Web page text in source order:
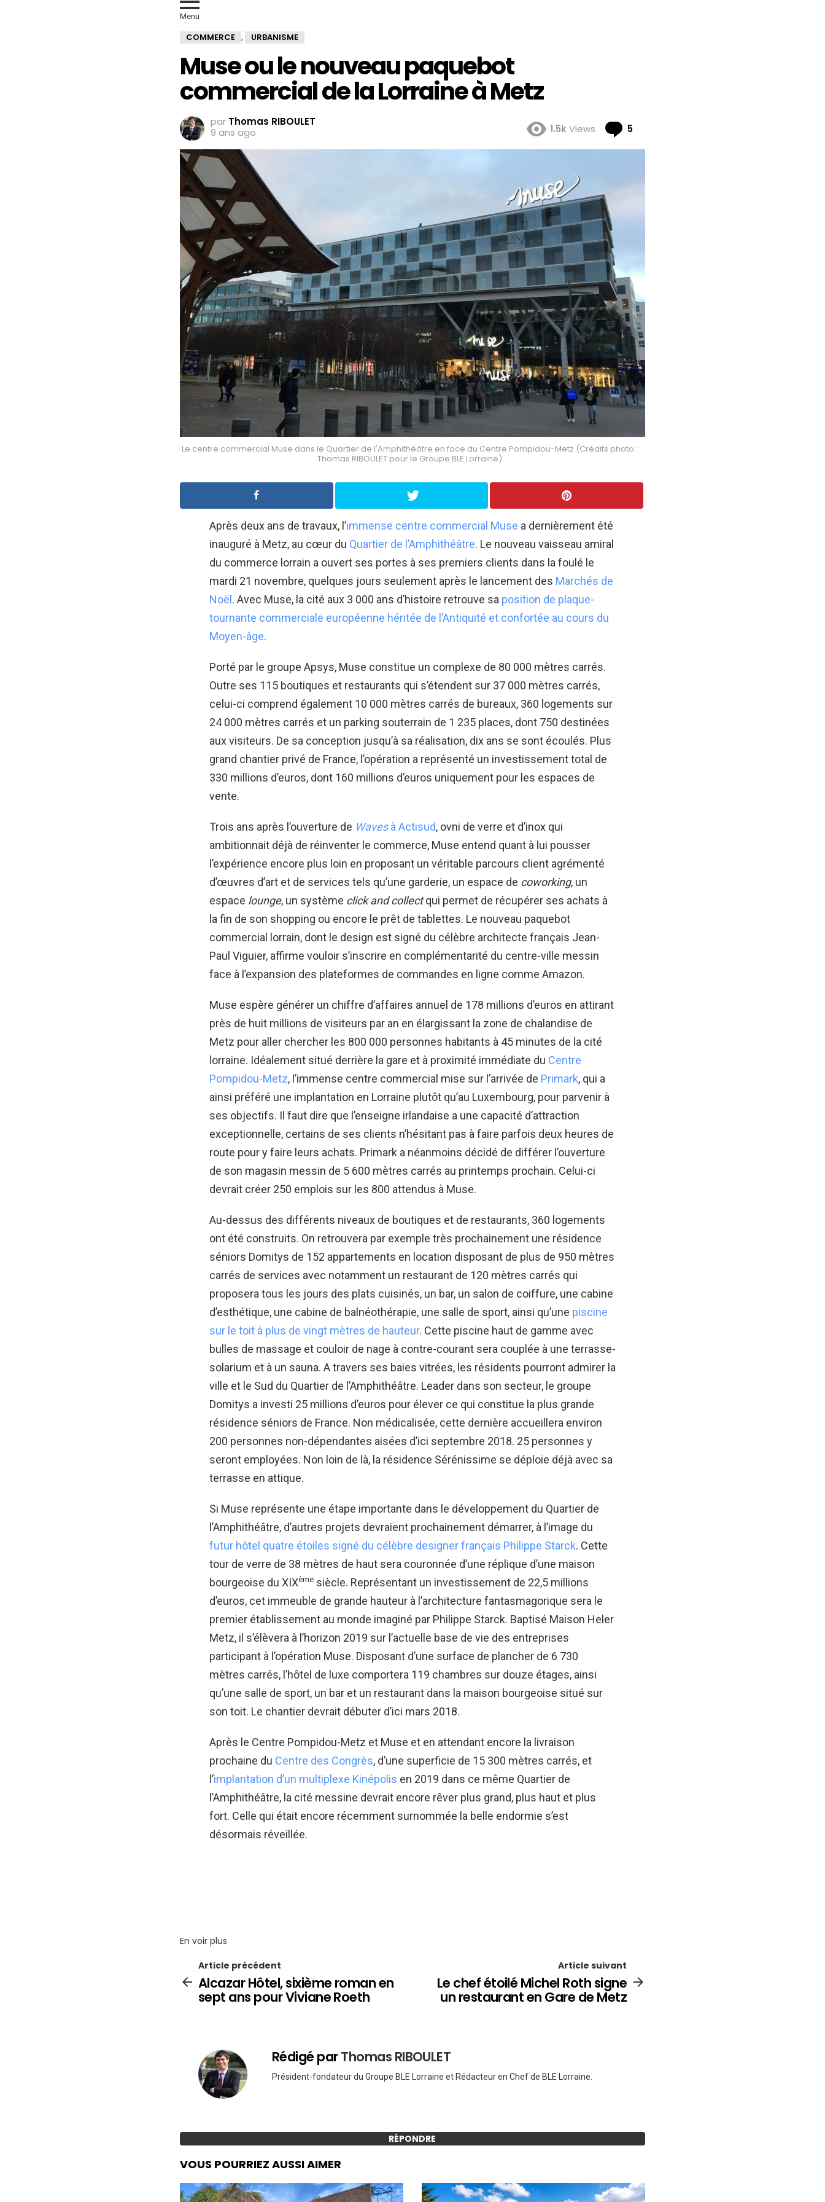
Menu
COMMERCE , URBANISME
Muse ou le nouveau paquebot
commercial de la Lorraine à Metz
par Thomas RIBOULET
9 ans ago
1.5kViews 5
Le centre commercial Muse dans le Quartier de l'Amphithéâtre en face du Centre Pompidou-Metz (Crédits photo :
Thomas RIBOULET pour le Groupe BLE Lorraine)
Après deux ans de travaux, l’immense centre commercial Muse a dernièrement été
inauguré à Metz, au cœur du Quartier de l’Amphithéâtre. Le nouveau vaisseau amiral
du commerce lorrain a ouvert ses portes à ses premiers clients dans la foulé le
mardi 21 novembre, quelques jours seulement après le lancement des Marchés de
Noël. Avec Muse, la cité aux 3 000 ans d’histoire retrouve sa position de plaque-
tournante commerciale européenne héritée de l’Antiquité et confortée au cours du
Moyen-âge.
Porté par le groupe Apsys, Muse constitue un complexe de 80 000 mètres carrés.
Outre ses 115 boutiques et restaurants qui s’étendent sur 37 000 mètres carrés,
celui-ci comprend également 10 000 mètres carrés de bureaux, 360 logements sur
24 000 mètres carrés et un parking souterrain de 1 235 places, dont 750 destinées
aux visiteurs. De sa conception jusqu’à sa réalisation, dix ans se sont écoulés. Plus
grand chantier privé de France, l’opération a représenté un investissement total de
330 millions d’euros, dont 160 millions d’euros uniquement pour les espaces de
vente.
Trois ans après l’ouverture de Wavesà Actisud, ovni de verre et d’inox qui
ambitionnait déjà de réinventer le commerce, Muse entend quant à lui pousser
l’expérience encore plus loin en proposant un véritable parcours client agrémenté
d’œuvres d’art et de services tels qu’une garderie, un espace de coworking, un
espace lounge, un système click and collectqui permet de récupérer ses achats à
la fin de son shopping ou encore le prêt de tablettes. Le nouveau paquebot
commercial lorrain, dont le design est signé du célèbre architecte français Jean-
Paul Viguier, affirme vouloir s’inscrire en complémentarité du centre-ville messin
face à l’expansion des plateformes de commandes en ligne comme Amazon.
Muse espère générer un chiffre d’affaires annuel de 178 millions d’euros en attirant
près de huit millions de visiteurs par an en élargissant la zone de chalandise de
Metz pour aller chercher les 800 000 personnes habitants à 45 minutes de la cité
lorraine. Idéalement situé derrière la gare et à proximité immédiate du Centre
Pompidou-Metz, l’immense centre commercial mise sur l’arrivée de Primark, qui a
ainsi préféré une implantation en Lorraine plutôt qu’au Luxembourg, pour parvenir à
ses objectifs. Il faut dire que l’enseigne irlandaise a une capacité d’attraction
exceptionnelle, certains de ses clients n’hésitant pas à faire parfois deux heures de
route pour y faire leurs achats. Primark a néanmoins décidé de différer l’ouverture
de son magasin messin de 5 600 mètres carrés au printemps prochain. Celui-ci
devrait créer 250 emplois sur les 800 attendus à Muse.
Au-dessus des différents niveaux de boutiques et de restaurants, 360 logements
ont été construits. On retrouvera par exemple très prochainement une résidence
séniors Domitys de 152 appartements en location disposant de plus de 950 mètres
carrés de services avec notamment un restaurant de 120 mètres carrés qui
proposera tous les jours des plats cuisinés, un bar, un salon de coiffure, une cabine
d’esthétique, une cabine de balnéothérapie, une salle de sport, ainsi qu’une piscine
sur le toit à plus de vingt mètres de hauteur. Cette piscine haut de gamme avec
bulles de massage et couloir de nage à contre-courant sera couplée à une terrasse-
solarium et à un sauna. A travers ses baies vitrées, les résidents pourront admirer la
ville et le Sud du Quartier de l’Amphithéâtre. Leader dans son secteur, le groupe
Domitys a investi 25 millions d’euros pour élever ce qui constitue la plus grande
résidence séniors de France. Non médicalisée, cette dernière accueillera environ
200 personnes non-dépendantes aisées d’ici septembre 2018. 25 personnes y
seront employées. Non loin de là, la résidence Sérénissime se déploie déjà avec sa
terrasse en attique.
Si Muse représente une étape importante dans le développement du Quartier de
l’Amphithéâtre, d’autres projets devraient prochainement démarrer, à l’image du
futur hôtel quatre étoiles signé du célèbre designer français Philippe Starck. Cette
tour de verre de 38 mètres de haut sera couronnée d’une réplique d’une maison
bourgeoise du XIXème siècle. Représentant un investissement de 22,5 millions
d’euros, cet immeuble de grande hauteur à l’architecture fantasmagorique sera le
premier établissement au monde imaginé par Philippe Starck. Baptisé Maison Heler
Metz, il s’élèvera à l’horizon 2019 sur l’actuelle base de vie des entreprises
participant à l’opération Muse. Disposant d’une surface de plancher de 6 730
mètres carrés, l’hôtel de luxe comportera 119 chambres sur douze étages, ainsi
qu’une salle de sport, un bar et un restaurant dans la maison bourgeoise situé sur
son toit. Le chantier devrait débuter d’ici mars 2018.
Après le Centre Pompidou-Metz et Muse et en attendant encore la livraison
prochaine du Centre des Congrès, d’une superficie de 15 300 mètres carrés, et
l’implantation d’un multiplexe Kinépolis en 2019 dans ce même Quartier de
l’Amphithéâtre, la cité messine devrait encore rêver plus grand, plus haut et plus
fort. Celle qui était encore récemment surnommée la belle endormie s’est
désormais réveillée.
En voir plus
Article précédent
Alcazar Hôtel, sixième roman en
sept ans pour Viviane Roeth
Article suivant
Le chef étoilé Michel Roth signe
un restaurant en Gare de Metz
Rédigé parThomas RIBOULET
Président-fondateur du Groupe BLE Lorraine et Rédacteur en Chef de BLE Lorraine.
RÉPONDRE
VOUS POURRIEZ AUSSI AIMER